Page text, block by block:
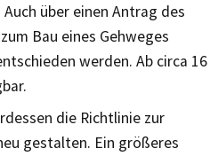
über einen Antrag des
Bau eines Gehweges
werden. Ab circa 16
die Richtlinie zur
gestalten. Ein größeres